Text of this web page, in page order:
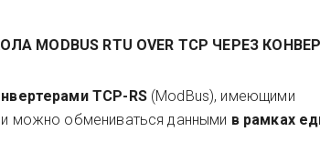
RTU OVER TCP ЧЕРЕЗ
TCP-RS (ModBus), имеющими
можно обмениваться данными в рамках